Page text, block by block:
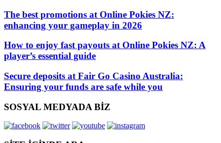
The best promotions at Online Pokies NZ:
enhancing your gameplay in 2026
How to enjoy fast payouts at Online Pokies NZ: A
player’s essential guide
Secure deposits at Fair Go Casino Australia:
Ensuring your funds are safe while you
SOSYAL MEDYADA BİZ